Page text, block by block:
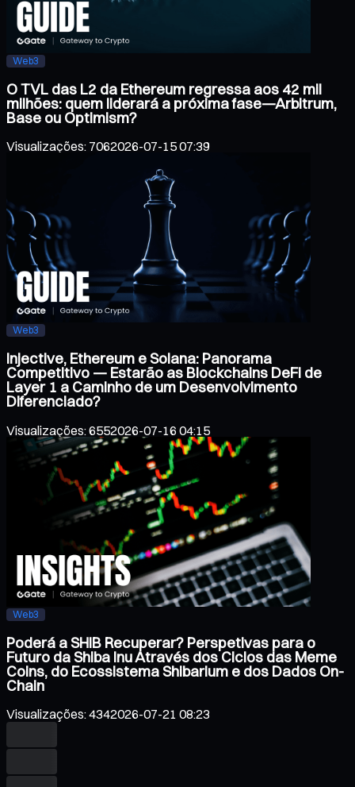
Web3
O TVL das L2 da Ethereum regressa aos 42 mil
milhões: quem liderará a próxima fase—Arbitrum,
Base ou Optimism?
Visualizações: 7062026-07-15 07:39
Web3
Injective, Ethereum e Solana: Panorama
Competitivo — Estarão as Blockchains DeFi de
Layer 1 a Caminho de um Desenvolvimento
Diferenciado?
Visualizações:6552026-07-16 04:15
Web3
Poderá a SHIB Recuperar? Perspetivas para o
Futuro da Shiba Inu Através dos Ciclos das Meme
Coins, do Ecossistema Shibarium e dos Dados On-
Chain
Visualizações:4342026-07-21 08:23